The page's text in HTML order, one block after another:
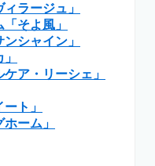
ラージュ」
そよ風」
シャイン」
ア・リーシェ」
ト」
ーム」